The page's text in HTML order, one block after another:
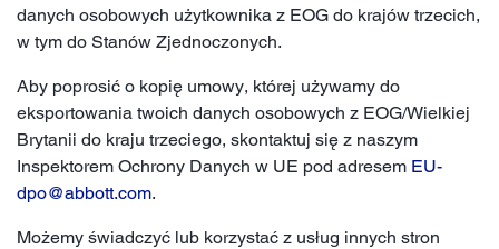
danych osobowych użytkownika z EOG do krajów trzecich,
w tym do Stanów Zjednoczonych.
Aby poprosić o kopię umowy, której używamy do
eksportowania twoich danych osobowych z EOG/Wielkiej
Brytanii do kraju trzeciego, skontaktuj się z naszym
Inspektorem Ochrony Danych w UE pod adresem EU-
dpo@abbott.com.
Możemy świadczyć lub korzystać z usług innych stron